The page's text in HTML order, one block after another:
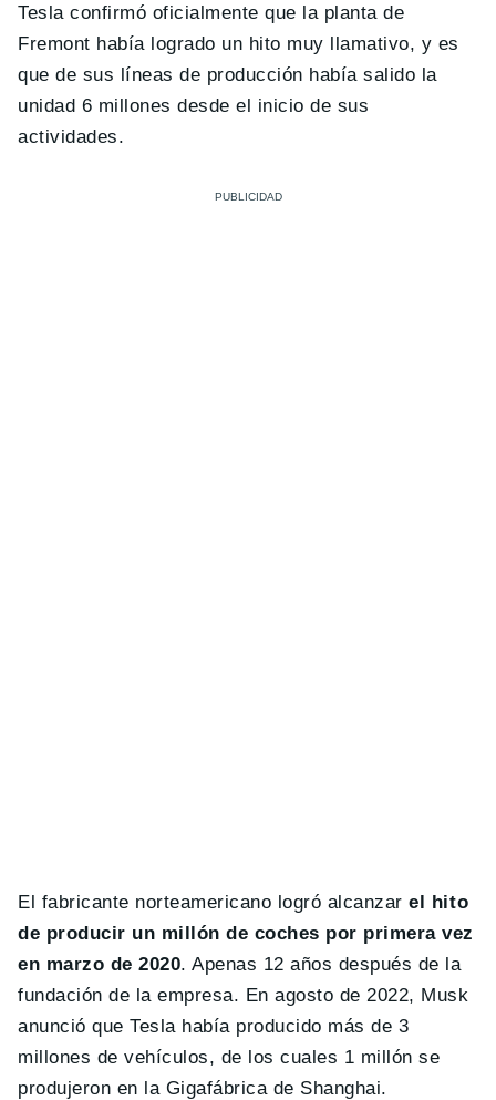
Tesla confirmó oficialmente que la planta de
Fremont había logrado un hito muy llamativo, y es
que de sus líneas de producción había salido la
unidad 6 millones desde el inicio de sus
actividades.
El fabricante norteamericano logró alcanzarel hito
de producir un millón de coches por primera vez
en marzo de 2020. Apenas 12 años después de la
fundación de la empresa. En agosto de 2022, Musk
anunció que Tesla había producido más de 3
millones de vehículos, de los cuales 1 millón se
produjeron en la Gigafábrica de Shanghai.